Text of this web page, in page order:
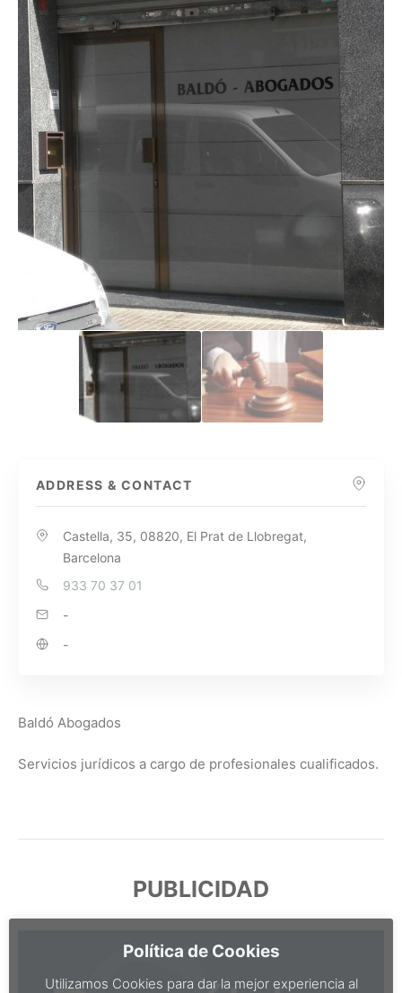
ADDRESS & CONTACT
Castella, 35, 08820, El Prat de Llobregat,
Barcelona
933 70 37 01
-
-
Baldó Abogados
Servicios jurídicos a cargo de profesionales cualificados.
PUBLICIDAD
Política de Cookies
Utilizamos Cookies para dar la mejor experiencia al